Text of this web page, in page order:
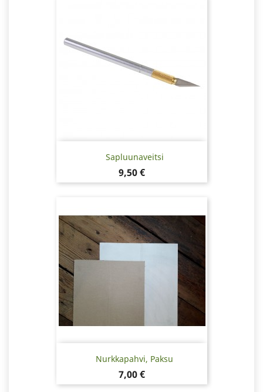
Sapluunaveitsi
Hinta
9,50 €
Nurkkapahvi, Paksu
Hinta
7,00 €